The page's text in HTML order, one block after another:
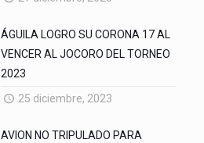
ÁGUILA LOGRO SU CORONA 17 AL
VENCER AL JOCORO DEL TORNEO
2023
25 diciembre, 2023
AVION NO TRIPULADO PARA